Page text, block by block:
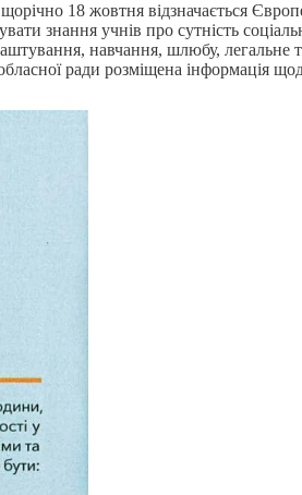
18 жовтня відзначається
знання учнів про сутність
навчання, шлюбу, легальне
ради розміщена інформація